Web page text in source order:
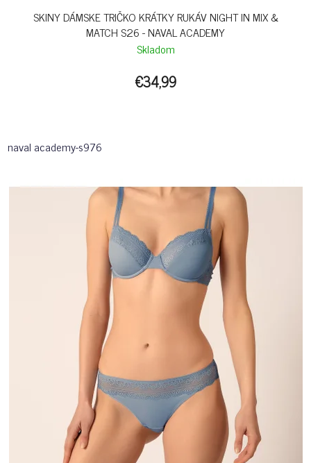
SKINY DÁMSKE TRIČKO KRÁTKY RUKÁV NIGHT IN MIX &
MATCH S26 - NAVAL ACADEMY
Skladom
€34,99
naval academy-s976